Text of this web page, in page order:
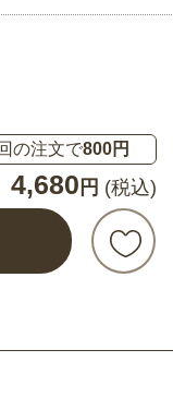
の注文で800円
4,680 円 (税込)